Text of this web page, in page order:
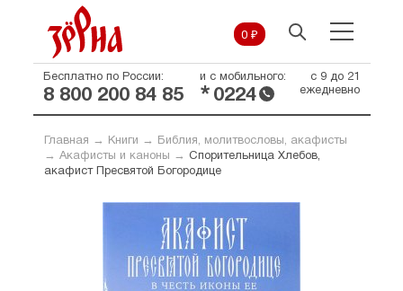
0 ₽
Бесплатно по России:
8 800 200 84 85
и с мобильного:
* 0224
с 9 до 21
ежедневно
Главная → Книги →
Библия, молитвословы, акафисты
→ Акафисты и каноны → Спорительница Хлебов,
акафист Пресвятой Богородице